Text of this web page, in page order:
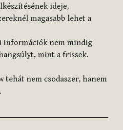
ideje,
magasabb lehet a
információk nem mindig
mint a frissek.
tehát nem csodaszer, hanem